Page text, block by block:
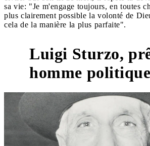
sa vie: "Je m'engage toujours, en toutes
plus clairement possible la volonté de
cela de la manière la plus parfaite".
Luigi Sturzo,
homme politique